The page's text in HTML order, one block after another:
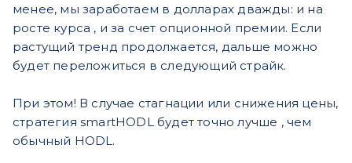
менее, мы заработаем в долларах дважды: и на
росте курса , и за счет опционной премии. Если
растущий тренд продолжается, дальше можно
будет переложиться в следующий страйк.
При этом! В случае стагнации или снижения цены,
стратегия smartHODL будет точно лучше , чем
обычный HODL.